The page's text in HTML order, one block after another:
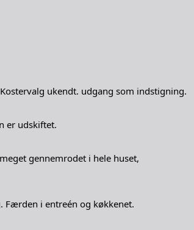
ukendt. udgang som indstigning.
er udskiftet.
gennemrodet i hele huset,
Færden i entreén og køkkenet.